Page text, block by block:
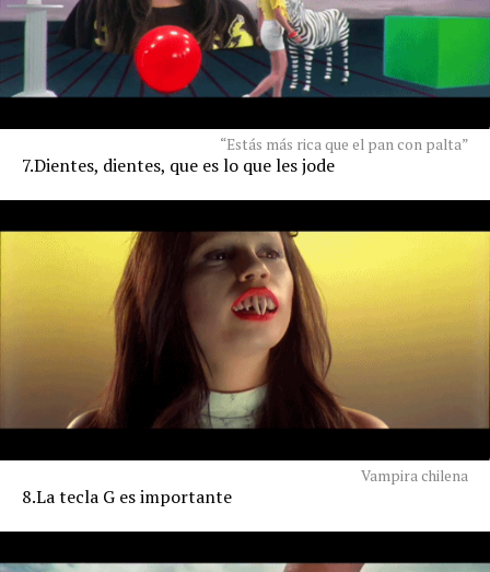
“Estás más rica que el pan con palta”
7.Dientes, dientes, que es lo que les jode
Vampira chilena
8.La tecla G es importante